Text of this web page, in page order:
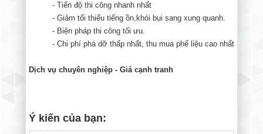
- Tiến độ thi công nhanh nhất
- Giảm tối thiểu tiếng ồn,khói bụi sang xung quanh.
- Biện pháp thi công tối ưu.
- Chi phí phá dỡ thấp nhất, thu mua phế liệu cao nhất
Dịch vụ chuyên nghiệp - Giá cạnh tranh
Ý kiến của bạn: